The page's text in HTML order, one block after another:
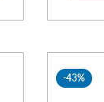
-43%